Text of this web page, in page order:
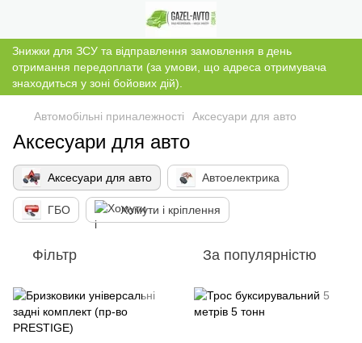
Знижки для ЗСУ та відправлення замовлення в день
отримання передоплати (за умови, що адреса отримувача
знаходиться у зоні бойових дій).
Автомобільні приналежності Аксесуари для авто
Аксесуари для авто
Аксесуари для авто Автоелектрика
ГБО Хомути і кріплення
Фільтр За популярністю